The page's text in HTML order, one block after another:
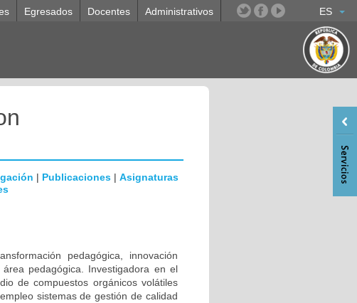
ES
Egresados Docentes Administrativos
| Publicaciones | Asignaturas
pedagógica, innovación
pedagógica. Investigadora en el
de compuestos orgánicos volátiles
sistemas de gestión de calidad